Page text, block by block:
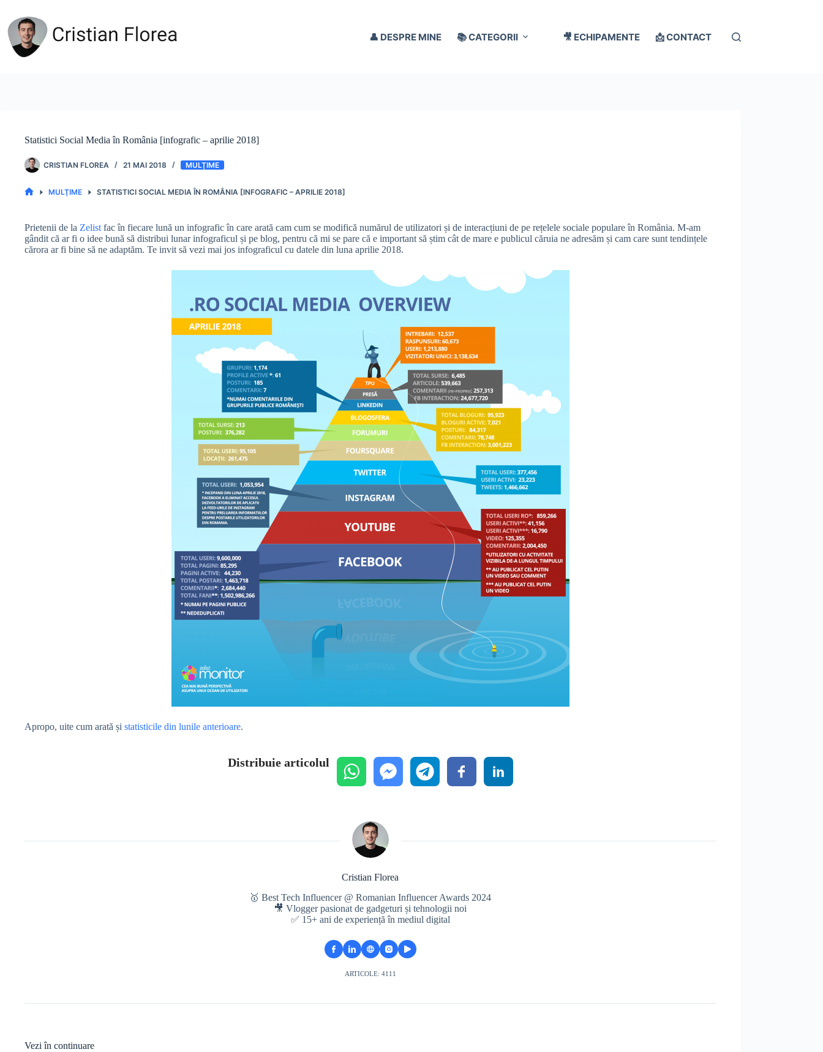
conținut
👤 DESPRE MINE 📚 CATEGORII 🎥 ECHIPAMENTE 📩 CONTACT
Statistici Social Media în România [infografic – aprilie 2018]
CRISTIAN FLOREA 21 MAI 2018 MULŢIME
MULŢIME STATISTICI SOCIAL MEDIA ÎN ROMÂNIA [INFOGRAFIC – APRILIE 2018]
Prietenii de la Zelist fac în fiecare lună un infografic în care arată cam cum se modifică numărul de utilizatori și de interacțiuni de pe rețelele sociale populare în România. M-am
gândit că ar fi o idee bună să distribui lunar infograficul și pe blog, pentru că mi se pare că e important să știm cât de mare e publicul căruia ne adresăm și cam care sunt tendințele
cărora ar fi bine să ne adaptăm. Te invit să vezi mai jos infograficul cu datele din luna aprilie 2018.
Apropo, uite cum arată și statisticile din lunile anterioare.
Distribuie articolul
Cristian Florea
🥇 Best Tech Influencer @ Romanian Influencer Awards 2024
🎥 Vlogger pasionat de gadgeturi și tehnologii noi
✅ 15+ ani de experiență în mediul digital
ARTICOLE: 4111
Vezi în continuare